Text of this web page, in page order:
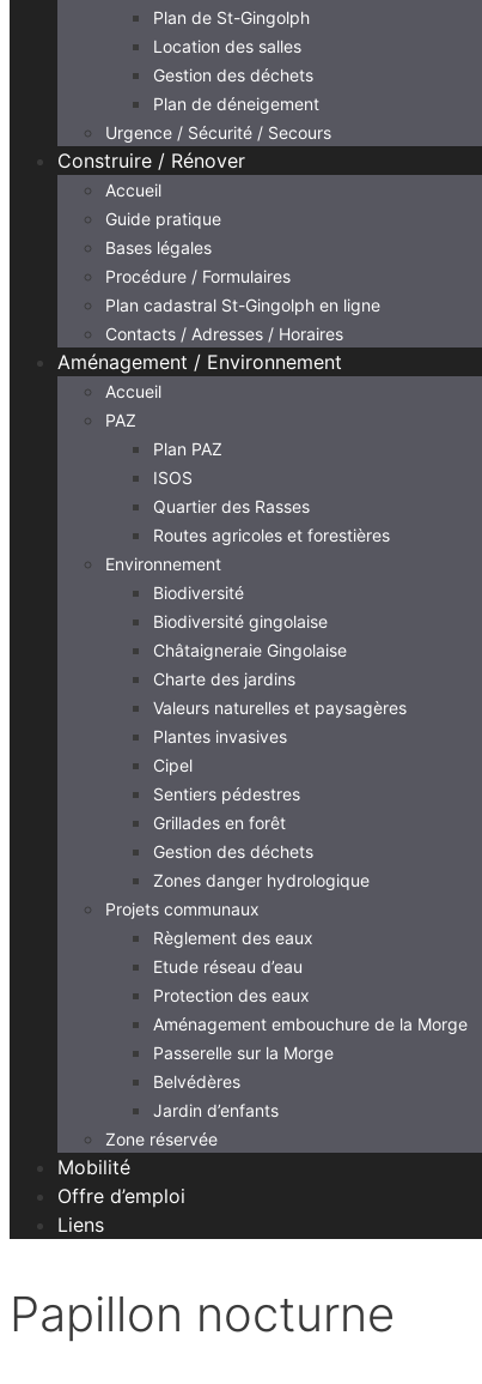
Plan de St-Gingolph
Location des salles
Gestion des déchets
Plan de déneigement
Urgence / Sécurité / Secours
Construire / Rénover
Accueil
Guide pratique
Bases légales
Procédure / Formulaires
Plan cadastral St-Gingolph en ligne
Contacts / Adresses / Horaires
Aménagement / Environnement
Accueil
PAZ
Plan PAZ
ISOS
Quartier des Rasses
Routes agricoles et forestières
Environnement
Biodiversité
Biodiversité gingolaise
Châtaigneraie Gingolaise
Charte des jardins
Valeurs naturelles et paysagères
Plantes invasives
Cipel
Sentiers pédestres
Grillades en forêt
Gestion des déchets
Zones danger hydrologique
Projets communaux
Règlement des eaux
Etude réseau d’eau
Protection des eaux
Aménagement embouchure de la Morge
Passerelle sur la Morge
Belvédères
Jardin d’enfants
Zone réservée
Mobilité
Offre d’emploi
Liens
Papillon nocturne